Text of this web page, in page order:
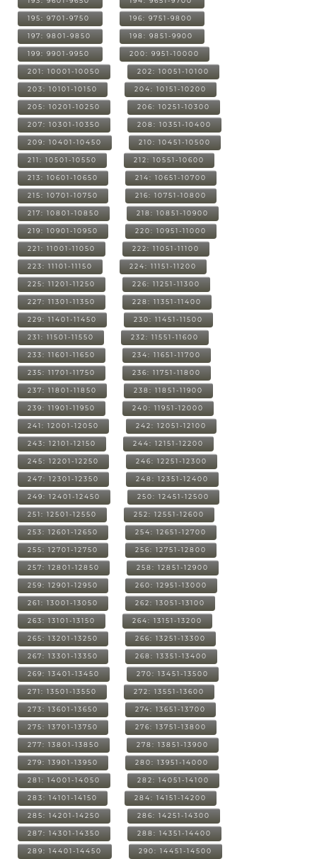
195: 9701-9750 196: 9751-9800
197: 9801-9850 198: 9851-9900
199: 9901-9950 200: 9951-10000
201: 10001-10050 202: 10051-10100
203: 10101-10150 204: 10151-10200
205: 10201-10250 206: 10251-10300
207: 10301-10350 208: 10351-10400
209: 10401-10450 210: 10451-10500
211: 10501-10550 212: 10551-10600
213: 10601-10650 214: 10651-10700
215: 10701-10750 216: 10751-10800
217: 10801-10850 218: 10851-10900
219: 10901-10950 220: 10951-11000
221: 11001-11050 222: 11051-11100
223: 11101-11150 224: 11151-11200
225: 11201-11250 226: 11251-11300
227: 11301-11350 228: 11351-11400
229: 11401-11450 230: 11451-11500
231: 11501-11550 232: 11551-11600
233: 11601-11650 234: 11651-11700
235: 11701-11750 236: 11751-11800
237: 11801-11850 238: 11851-11900
239: 11901-11950 240: 11951-12000
241: 12001-12050 242: 12051-12100
243: 12101-12150 244: 12151-12200
245: 12201-12250 246: 12251-12300
247: 12301-12350 248: 12351-12400
249: 12401-12450 250: 12451-12500
251: 12501-12550 252: 12551-12600
253: 12601-12650 254: 12651-12700
255: 12701-12750 256: 12751-12800
257: 12801-12850 258: 12851-12900
259: 12901-12950 260: 12951-13000
261: 13001-13050 262: 13051-13100
263: 13101-13150 264: 13151-13200
265: 13201-13250 266: 13251-13300
267: 13301-13350 268: 13351-13400
269: 13401-13450 270: 13451-13500
271: 13501-13550 272: 13551-13600
273: 13601-13650 274: 13651-13700
275: 13701-13750 276: 13751-13800
277: 13801-13850 278: 13851-13900
279: 13901-13950 280: 13951-14000
281: 14001-14050 282: 14051-14100
283: 14101-14150 284: 14151-14200
285: 14201-14250 286: 14251-14300
287: 14301-14350 288: 14351-14400
289: 14401-14450 290: 14451-14500